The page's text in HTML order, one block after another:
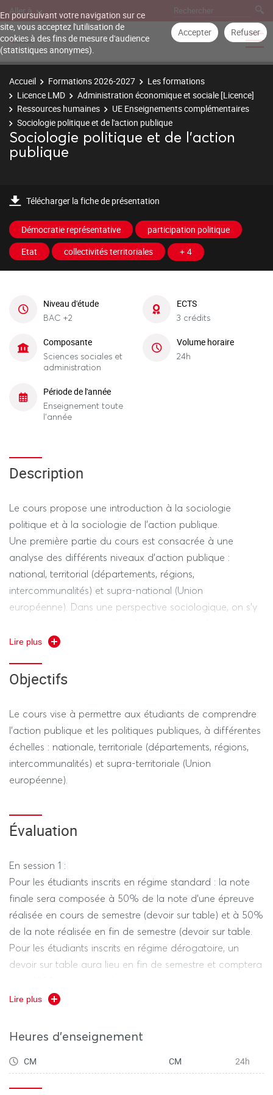
En poursuivant votre navigation sur ce
site, vous acceptez l'utilisation de
cookies à des fins de mesure d'audience
(statistiques anonymes).
Accepter Refuser
Aller à
Accueil Formations 2026-2027
Les formations
Licence LMD
Administration économique et sociale [Licence]
Ressources humaines
UE Enseignements complémentaires
Sociologie politique et de l'action publique
Sociologie politique et de l'action
publique
Télécharger la fiche de présentation
Démocratie représentative
participation politique
Etat
collectivités territoriales + 4
Niveau d'étude
BAC +2
ECTS
3 crédits
Composante
Sciences sociales et
administration
Volume horaire
24h
Période de l'année
Enseignement toute
l'année
Description
Le cours propose une introduction à la sociologie
politique et à la sociologie de l'action publique.
Une première partie du cours est consacrée à une
analyse des différents niveaux d'action publique :
national, territorial (départements, régions,
intercommunalités) et supra-national (Union
européenne). Dans une perspective sociologique, on s'y
à la manière dont sont menées les politiques publiques
La deuxième partie du cours approfondit cette analyse
à partir des cas de certaines politiques : les politiques
au numérique, d'autre part.
Enfin, la troisième partie du cours porte sur la sociologie
des comportements politiques. On s'y intéresse à
plusieurs formes de participation politique, et notamment
au vote.
Lire plus
Objectifs
Le cours vise à permettre aux étudiants de comprendre
l'action publique et les politiques publiques, à différentes
échelles : nationale, territoriale (départements, régions,
intercommunalités) et supra-territoriale (Union
européenne).
Évaluation
En session 1 :
Pour les étudiants inscrits en régime standard : la note
finale sera composée à 50% de la note d'une épreuve
réalisée en cours de semestre (devoir sur table) et à 50%
de la note réalisée en fin de semestre (devoir sur table.
Pour les étudiants inscrits en régime dérogatoire, un
devoir sur table aura lieu en fin de semestre et comptera
En session 2 :
dérogatoire, un devoir sur table comptera pour 100% de
Lire plus
Heures d'enseignement
CM CM 24h